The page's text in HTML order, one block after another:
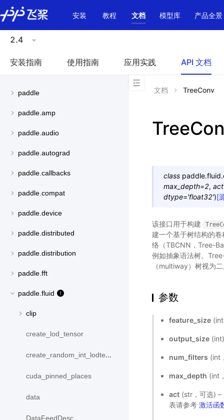
\u200E
安装
教程 文档 模型库 产品全景
2.4
安装指南 使用指南 应用实践 API 文档
paddle
paddle.amp
paddle.audio
paddle.autograd
paddle.callbacks
paddle.compat
paddle.device
paddle.distributed
paddle.distribution
paddle.fft
paddle.fluid
clip
create_lod_tensor
create_random_int_lodtensor
cuda_pinned_places
data
DataFeedDesc
文档 TreeConv
class
max_depth=2, act
dtype='float32')[
该接口用于构建
建一个基于树结构的
络（TBCNN，Tree-
例如抽象语法树。
（multiway）树视为
参数
feature_size
output_size
num_filters (int
max_depth (int
act (str，可选)
表请参考激活函